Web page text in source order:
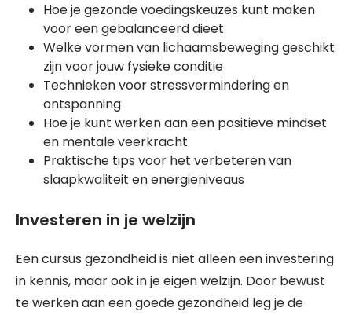
Hoe je gezonde voedingskeuzes kunt maken
voor een gebalanceerd dieet
Welke vormen van lichaamsbeweging geschikt
zijn voor jouw fysieke conditie
Technieken voor stressvermindering en
ontspanning
Hoe je kunt werken aan een positieve mindset
en mentale veerkracht
Praktische tips voor het verbeteren van
slaapkwaliteit en energieniveaus
Investeren in je welzijn
Een cursus gezondheid is niet alleen een investering
in kennis, maar ook in je eigen welzijn. Door bewust
te werken aan een goede gezondheid leg je de